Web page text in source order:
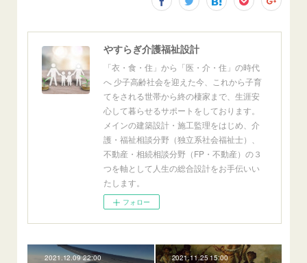
やすらぎ介護福祉設計
「衣・食・住」から「医・介・住」の時代
へ 少子高齢社会を迎えた今、これから子育
てをされる世帯から終の棲家まで、生涯安
心して暮らせるサポートをしております。
メインの建築設計・施工監理をはじめ、介
護・福祉相談分野（独立系社会福祉士）、
不動産・相続相談分野（FP・不動産）の３
つを軸として人生の総合設計をお手伝いい
たします。
フォロー
2021.12.09 22:00 2021.11.25 15:00